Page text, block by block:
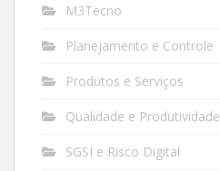
M3Tecno
Planejamento e Controle
Produtos e Serviços
Qualidade e Produtividade
SGSI e Risco Digital